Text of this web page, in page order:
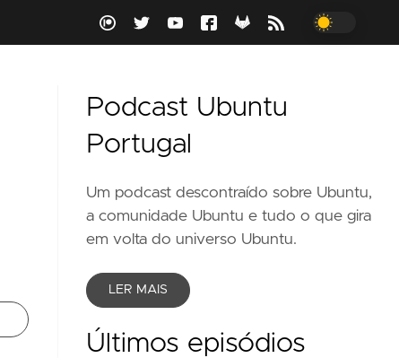
Podcast Ubuntu
Portugal
Um podcast descontraído sobre Ubuntu,
a comunidade Ubuntu e tudo o que gira
em volta do universo Ubuntu.
LER MAIS
Últimos episódios